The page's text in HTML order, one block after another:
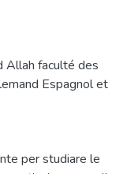
Allah faculté des
Espagnol et
per studiare le